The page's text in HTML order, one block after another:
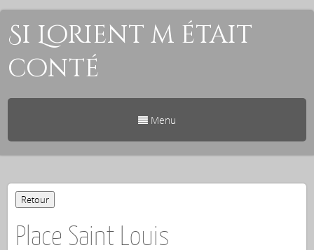
Si Lorient m était
conté
Menu
Place Saint Louis